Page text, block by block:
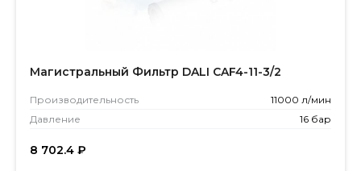
Магистральный Фильтр DALI CAF4-11-3/2
Производитель­ность
11000 л/мин
Давление
16 бар
8 702.4 ₽